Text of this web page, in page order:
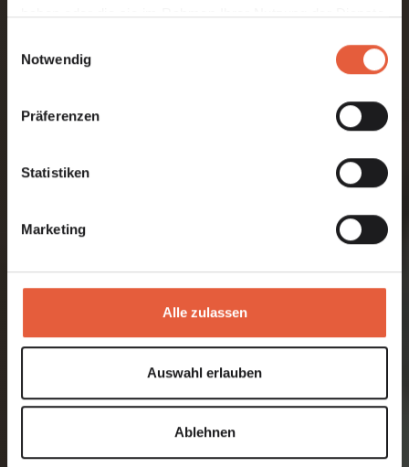
haben oder die sie im Rahmen Ihrer Nutzung der Dienste
Notwendig
Präferenzen
Statistiken
Marketing
Alle zulassen
Auswahl erlauben
Ablehnen